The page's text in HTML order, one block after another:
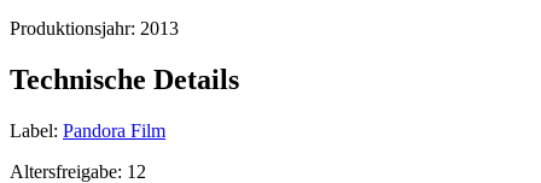
Produktionsjahr: 2013
Technische Details
Label: Pandora Film
Altersfreigabe: 12